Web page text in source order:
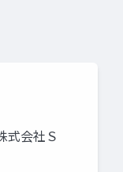
式会社Ｓ